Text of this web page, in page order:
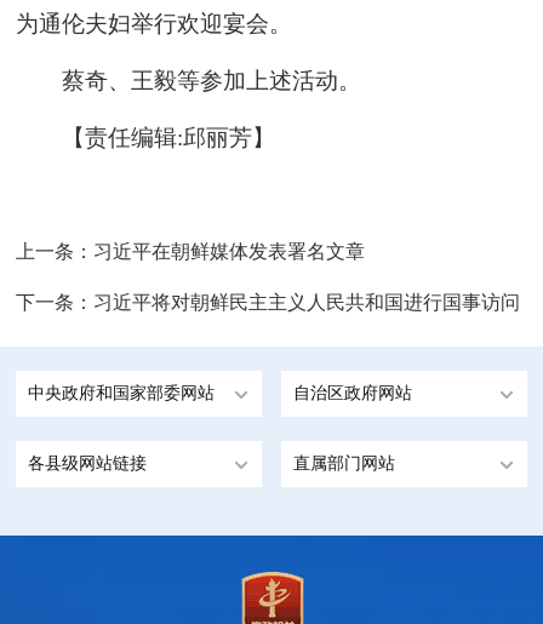
为通伦夫妇举行欢迎宴会。
蔡奇、王毅等参加上述活动。
【责任编辑:邱丽芳】
上一条： 习近平在朝鲜媒体发表署名文章
下一条： 习近平将对朝鲜民主主义人民共和国进行国事访问
中央政府和国家部委网站 自治区政府网站
各县级网站链接 直属部门网站